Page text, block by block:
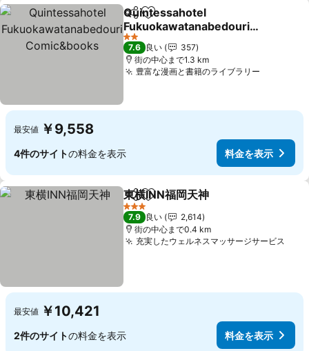
シェアお気に入りに追加
Quintessahotel
Fukuokawatanabedouri
Comic&books
2 ホテルのランク
7.6 良い
357
街の中心まで1.3 km
豊富な漫画と書籍のライブラリー
最安値 ￥9,558
4件のサイトの料金を表示 料金を表示
シェアお気に入りに追加
東横INN福岡天神
3 ホテルのランク
7.9 良い
2,614
街の中心まで0.4 km
充実したウェルネスマッサージサービス
最安値 ￥10,421
2件のサイトの料金を表示 料金を表示